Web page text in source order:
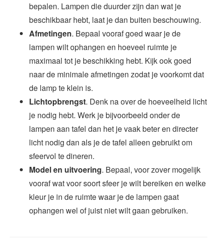
bepalen. Lampen die duurder zijn dan wat je
beschikbaar hebt, laat je dan buiten beschouwing.
Afmetingen. Bepaal vooraf goed waar je de
lampen wilt ophangen en hoeveel ruimte je
maximaal tot je beschikking hebt. Kijk ook goed
naar de minimale afmetingen zodat je voorkomt dat
de lamp te klein is.
Lichtopbrengst. Denk na over de hoeveelheid licht
je nodig hebt. Werk je bijvoorbeeld onder de
lampen aan tafel dan het je vaak beter en directer
licht nodig dan als je de tafel alleen gebruikt om
sfeervol te dineren.
Model en uitvoering. Bepaal, voor zover mogelijk
vooraf wat voor soort sfeer je wilt bereiken en welke
kleur je in de ruimte waar je de lampen gaat
ophangen wel of juist niet wilt gaan gebruiken.